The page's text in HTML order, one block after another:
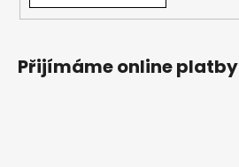
Přijímáme online platby